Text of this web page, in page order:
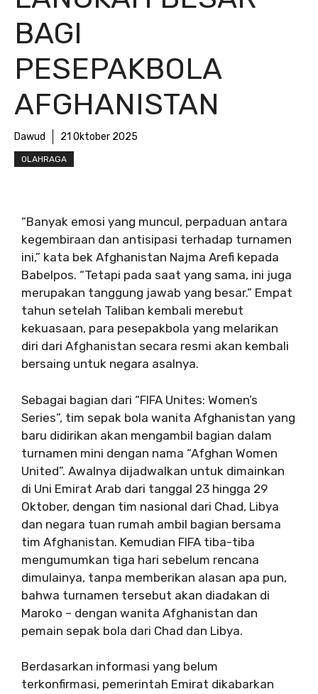
BAGI
PESEPAKBOLA
AFGHANISTAN
Dawud 21 Oktober 2025
OLAHRAGA
“Banyak emosi yang muncul, perpaduan antara
kegembiraan dan antisipasi terhadap turnamen
ini,” kata bek Afghanistan Najma Arefi kepada
Babelpos. “Tetapi pada saat yang sama, ini juga
merupakan tanggung jawab yang besar.” Empat
tahun setelah Taliban kembali merebut
kekuasaan, para pesepakbola yang melarikan
diri dari Afghanistan secara resmi akan kembali
bersaing untuk negara asalnya.
Sebagai bagian dari “FIFA Unites: Women’s
Series”, tim sepak bola wanita Afghanistan yang
baru didirikan akan mengambil bagian dalam
turnamen mini dengan nama “Afghan Women
United”. Awalnya dijadwalkan untuk dimainkan
di Uni Emirat Arab dari tanggal 23 hingga 29
Oktober, dengan tim nasional dari Chad, Libya
dan negara tuan rumah ambil bagian bersama
tim Afghanistan. Kemudian FIFA tiba-tiba
mengumumkan tiga hari sebelum rencana
dimulainya, tanpa memberikan alasan apa pun,
bahwa turnamen tersebut akan diadakan di
Maroko – dengan wanita Afghanistan dan
pemain sepak bola dari Chad dan Libya.
Berdasarkan informasi yang belum
terkonfirmasi, pemerintah Emirat dikabarkan